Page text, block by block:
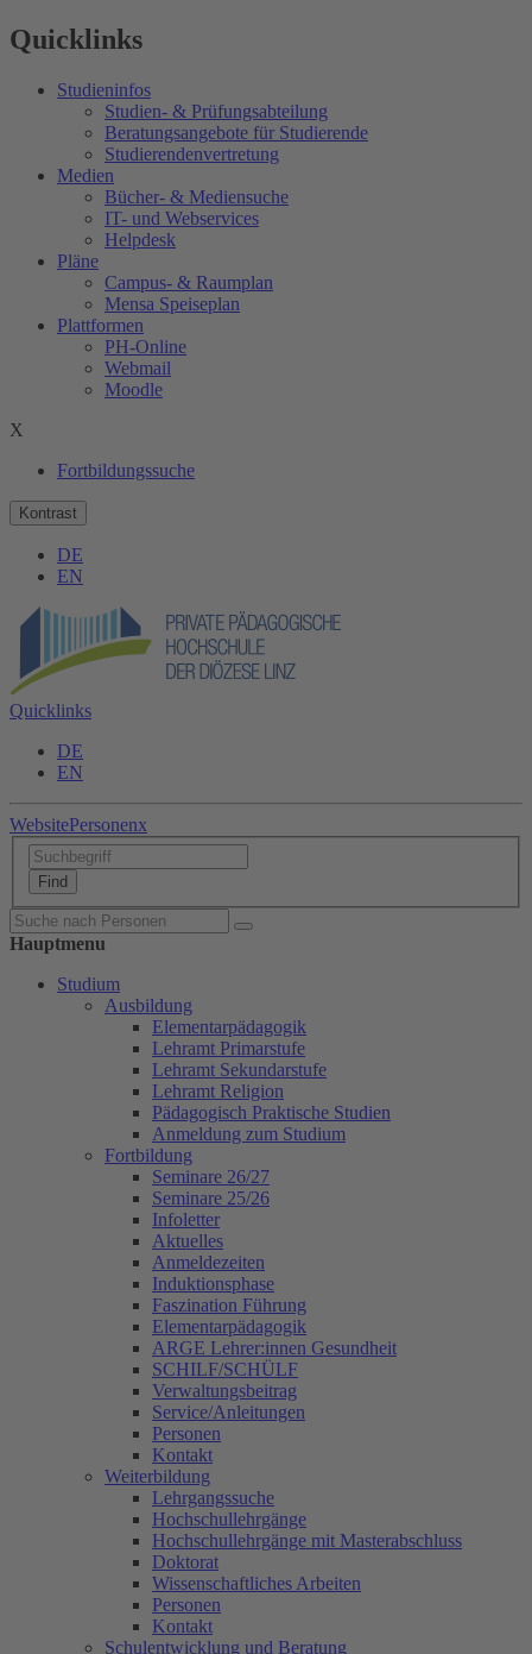
Quicklinks
Studieninfos
Studien- & Prüfungsabteilung
Beratungsangebote für Studierende
Studierendenvertretung
Medien
Bücher- & Mediensuche
IT- und Webservices
Helpdesk
Pläne
Campus- & Raumplan
Mensa Speiseplan
Plattformen
PH-Online
Webmail
Moodle
X
Fortbildungssuche
Kontrast
DE
EN
Quicklinks
DE
EN
WebsitePersonenx
Hauptmenu
Studium
Ausbildung
Elementarpädagogik
Lehramt Primarstufe
Lehramt Sekundarstufe
Lehramt Religion
Pädagogisch Praktische Studien
Anmeldung zum Studium
Fortbildung
Seminare 26/27
Seminare 25/26
Infoletter
Aktuelles
Anmeldezeiten
Induktionsphase
Faszination Führung
Elementarpädagogik
ARGE Lehrer:innen Gesundheit
SCHILF/SCHÜLF
Verwaltungsbeitrag
Service/Anleitungen
Personen
Kontakt
Weiterbildung
Lehrgangssuche
Hochschullehrgänge
Hochschullehrgänge mit Masterabschluss
Doktorat
Wissenschaftliches Arbeiten
Personen
Kontakt
Schulentwicklung und Beratung